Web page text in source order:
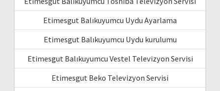
Etimesgut Balıkuyumcu Uydu Ayarlama
Etimesgut Balıkuyumcu Uydu kurulumu
Etimesgut Balıkuyumcu Vestel Televizyon Servisi
Etimesgut Beko Televizyon Servisi